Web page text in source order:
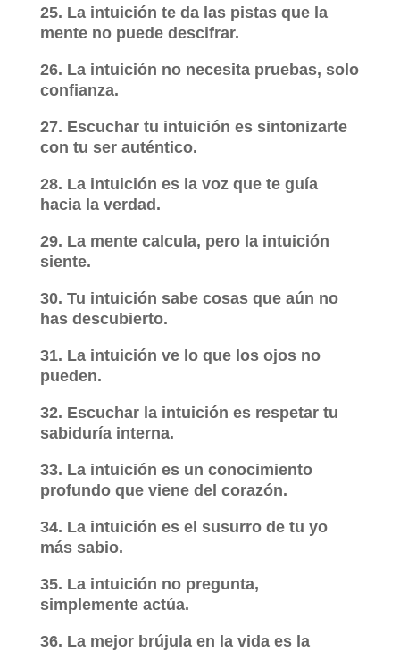
25. La intuición te da las pistas que la
mente no puede descifrar.
26. La intuición no necesita pruebas, solo
confianza.
27. Escuchar tu intuición es sintonizarte
con tu ser auténtico.
28. La intuición es la voz que te guía
hacia la verdad.
29. La mente calcula, pero la intuición
siente.
30. Tu intuición sabe cosas que aún no
has descubierto.
31. La intuición ve lo que los ojos no
pueden.
32. Escuchar la intuición es respetar tu
sabiduría interna.
33. La intuición es un conocimiento
profundo que viene del corazón.
34. La intuición es el susurro de tu yo
más sabio.
35. La intuición no pregunta,
simplemente actúa.
36. La mejor brújula en la vida es la